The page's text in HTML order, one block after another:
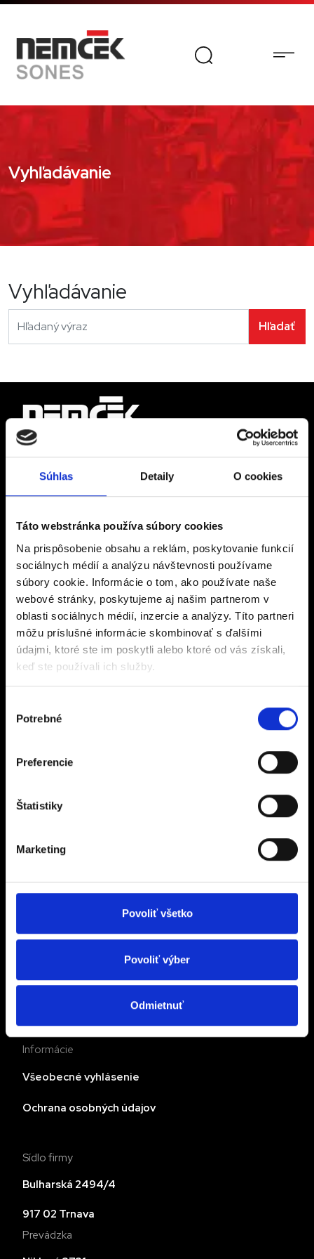
Súhlas Detaily O cookies
Táto webstránka používa súbory cookies
Na prispôsobenie obsahu a reklám, poskytovanie funkcií
sociálnych médií a analýzu návštevnosti používame
súbory cookie. Informácie o tom, ako používate naše
webové stránky, poskytujeme aj našim partnerom v
oblasti sociálnych médií, inzercie a analýzy. Títo partneri
môžu príslušné informácie skombinovať s ďalšími
údajmi, ktoré ste im poskytli alebo ktoré od vás získali,
keď ste používali ich služby.
súhlasu
Potrebné
Preferencie
Štatistiky
Marketing
Povoliť všetko
Povoliť výber
Odmietnuť
Vyhľadávanie
Vyhľadávanie
Hľadať
Hľadáte spoľahlivého
dodávateľa?
Pre viac informácií nás prosím kontaktujte
Mám záujem
Hyundai
Vozíky skladom
Kontakt
Služby
Servis vysokozdvižných vozíkov
Prenájom vysokozdvižných vozíkov
Informácie
Všeobecné vyhlásenie
Ochrana osobných údajov
Sídlo firmy
Bulharská 2494/4
917 02 Trnava
Prevádzka